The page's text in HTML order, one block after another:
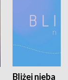
Bliżej nieba